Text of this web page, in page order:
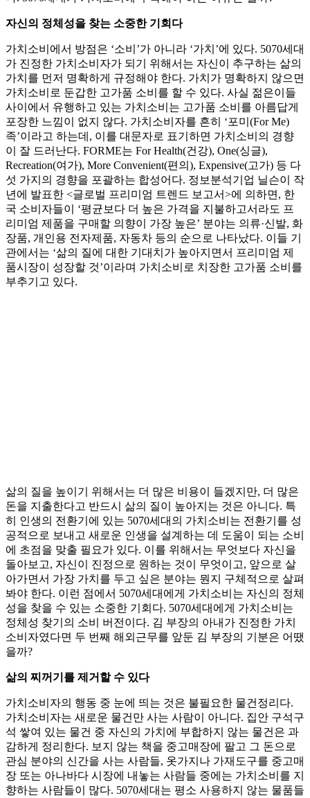
자신의 정체성을 찾는 소중한 기회다
가치소비에서 방점은 ‘소비’가 아니라 ‘가치’에 있다. 5070세대
가 진정한 가치소비자가 되기 위해서는 자신이 추구하는 삶의
가치를 먼저 명확하게 규정해야 한다. 가치가 명확하지 않으면
가치소비로 둔갑한 고가품 소비를 할 수 있다. 사실 젊은이들
사이에서 유행하고 있는 가치소비는 고가품 소비를 아름답게
포장한 느낌이 없지 않다. 가치소비자를 흔히 ‘포미(For Me)
족’이라고 하는데, 이를 대문자로 표기하면 가치소비의 경향
이 잘 드러난다. FORME는 For Health(건강), One(싱글),
Recreation(여가), More Convenient(편의), Expensive(고가) 등 다
섯 가지의 경향을 포괄하는 합성어다. 정보분석기업 닐슨이 작
년에 발표한 <글로벌 프리미엄 트렌드 보고서>에 의하면, 한
국 소비자들이 ‘평균보다 더 높은 가격을 지불하고서라도 프
리미엄 제품을 구매할 의향이 가장 높은’ 분야는 의류·신발, 화
장품, 개인용 전자제품, 자동차 등의 순으로 나타났다. 이들 기
관에서는 ‘삶의 질에 대한 기대치가 높아지면서 프리미엄 제
품시장이 성장할 것’이라며 가치소비로 치장한 고가품 소비를
부추기고 있다.
삶의 질을 높이기 위해서는 더 많은 비용이 들겠지만, 더 많은
돈을 지출한다고 반드시 삶의 질이 높아지는 것은 아니다. 특
히 인생의 전환기에 있는 5070세대의 가치소비는 전환기를 성
공적으로 보내고 새로운 인생을 설계하는 데 도움이 되는 소비
에 초점을 맞출 필요가 있다. 이를 위해서는 무엇보다 자신을
돌아보고, 자신이 진정으로 원하는 것이 무엇이고, 앞으로 살
아가면서 가장 가치를 두고 싶은 분야는 뭔지 구체적으로 살펴
봐야 한다. 이런 점에서 5070세대에게 가치소비는 자신의 정체
성을 찾을 수 있는 소중한 기회다. 5070세대에게 가치소비는
정체성 찾기의 소비 버전이다. 김 부장의 아내가 진정한 가치
소비자였다면 두 번째 해외근무를 앞둔 김 부장의 기분은 어땠
을까?
삶의 찌꺼기를 제거할 수 있다
가치소비자의 행동 중 눈에 띄는 것은 불필요한 물건정리다.
가치소비자는 새로운 물건만 사는 사람이 아니다. 집안 구석구
석 쌓여 있는 물건 중 자신의 가치에 부합하지 않는 물건은 과
감하게 정리한다. 보지 않는 책을 중고매장에 팔고 그 돈으로
관심 분야의 신간을 사는 사람들, 옷가지나 가재도구를 중고매
장 또는 아나바다 시장에 내놓는 사람들 중에는 가치소비를 지
향하는 사람들이 많다. 5070세대는 평소 사용하지 않는 물품들